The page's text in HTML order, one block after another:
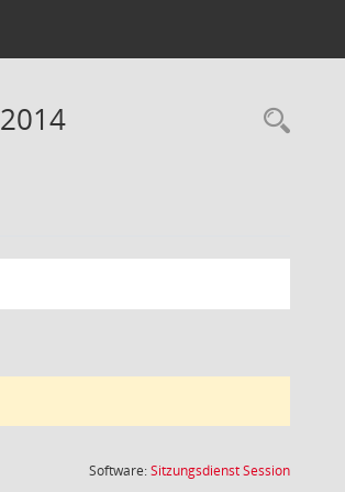
Software:SitzungsdienstSession(Wird in